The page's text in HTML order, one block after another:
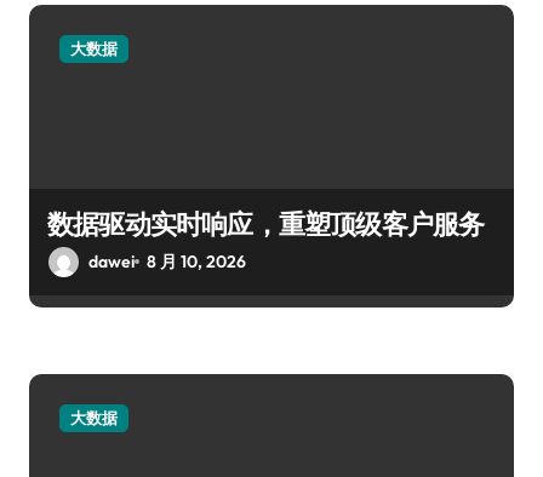
大数据
数据驱动实时响应，重塑顶级客户服务
dawei 8 月 10, 2026
大数据